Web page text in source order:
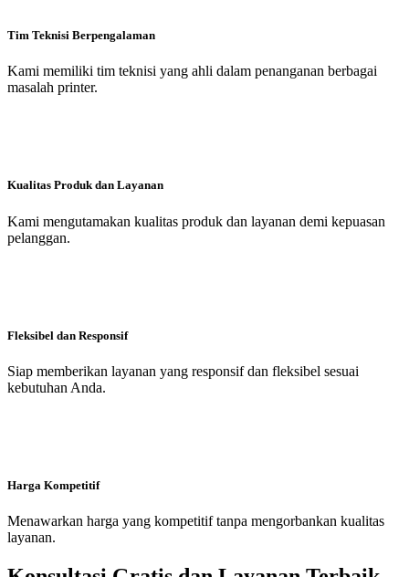
Tim Teknisi Berpengalaman
Kami memiliki tim teknisi yang ahli dalam penanganan berbagai
masalah printer.
Kualitas Produk dan Layanan
Kami mengutamakan kualitas produk dan layanan demi kepuasan
pelanggan.
Fleksibel dan Responsif
Siap memberikan layanan yang responsif dan fleksibel sesuai
kebutuhan Anda.
Harga Kompetitif
Menawarkan harga yang kompetitif tanpa mengorbankan kualitas
layanan.